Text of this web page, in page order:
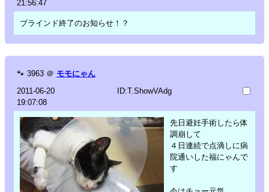
21:56:47
ブラインド終了のお知らせ！？
🐾 3963 ＠ モモにゃん
2011-06-20
19:07:08
ID:T.ShowVAdg
先日避妊手術したら体
調崩して
４日連続で点滴しに病
院通いした福にゃんで
す